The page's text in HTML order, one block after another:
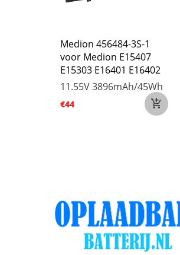
Medion 456484-3S-1
voor Medion E15407
E15303 E16401 E16402
11.55V3896mAh/45Wh
€44